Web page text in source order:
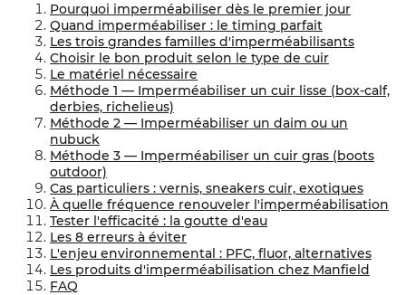
Pourquoi imperméabiliser dès le premier jour
Quand imperméabiliser : le timing parfait
Les trois grandes familles d'imperméabilisants
Choisir le bon produit selon le type de cuir
Le matériel nécessaire
Méthode 1 — Imperméabiliser un cuir lisse (box-calf,
derbies, richelieus)
Méthode 2 — Imperméabiliser un daim ou un
nubuck
Méthode 3 — Imperméabiliser un cuir gras (boots
outdoor)
Cas particuliers : vernis, sneakers cuir, exotiques
À quelle fréquence renouveler l'imperméabilisation
Tester l'efficacité : la goutte d'eau
Les 8 erreurs à éviter
L'enjeu environnemental : PFC, fluor, alternatives
Les produits d'imperméabilisation chez Manfield
FAQ